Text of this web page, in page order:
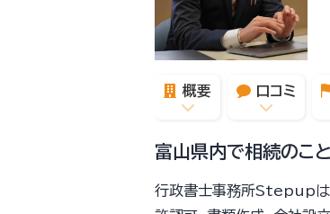
概要 口コミ
富山県内で相続のこ
行政書士事務所Stepupは